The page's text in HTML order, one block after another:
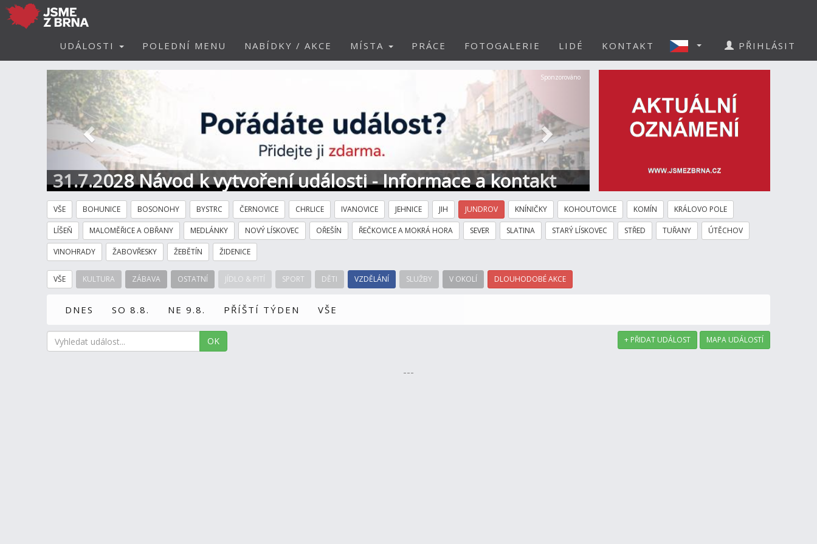
UDÁLOSTI POLEDNÍ MENU NABÍDKY / AKCE MÍSTA PRÁCE FOTOGALERIE LIDÉ KONTAKT PŘIHLÁSIT
31.7.2028 Návod k vytvoření události - Informace a kontakt
Předchozí Další
Sponzorováno
VŠE BOHUNICE BOSONOHY BYSTRC ČERNOVICE CHRLICE IVANOVICE JEHNICE JIH JUNDROV KNÍNIČKY KOHOUTOVICE KOMÍN KRÁLOVO POLE
LÍŠEŇ MALOMĚŘICE A OBŘANY MEDLÁNKY NOVÝ LÍSKOVEC OŘEŠÍN ŘEČKOVICE A MOKRÁ HORA SEVER SLATINA STARÝ LÍSKOVEC STŘED TUŘANY ÚTĚCHOV
VINOHRADY ŽABOVŘESKY ŽEBĚTÍN ŽIDENICE
VŠE KULTURA ZÁBAVA OSTATNÍ JÍDLO & PITÍ SPORT DĚTI VZDĚLÁNÍ SLUŽBY V OKOLÍ DLOUHODOBÉ AKCE
DNES SO 8.8. NE 9.8. PŘÍŠTÍ TÝDEN VŠE
OK + PŘIDAT UDÁLOST MAPA UDÁLOSTÍ
---